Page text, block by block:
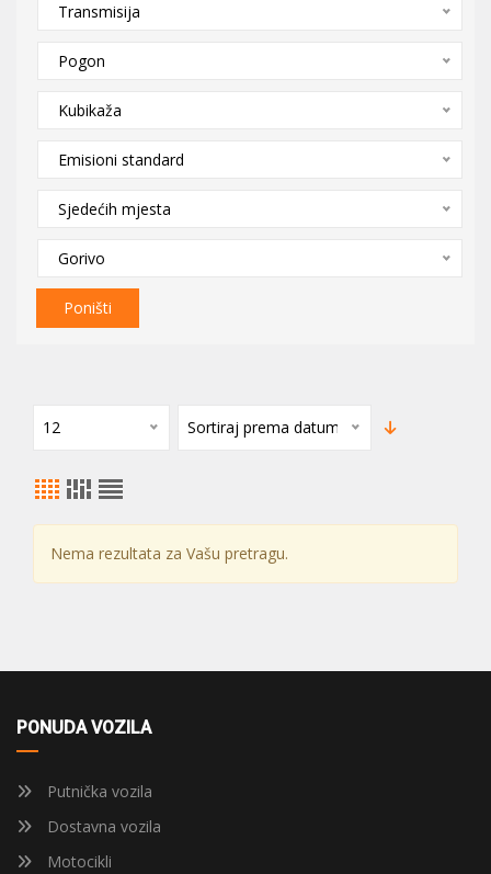
Transmisija
Pogon
Kubikaža
Emisioni standard
Sjedećih mjesta
Gorivo
Poništi
12 Sortiraj prema datumu
Nema rezultata za Vašu pretragu.
PONUDA VOZILA
Putnička vozila
Dostavna vozila
Motocikli